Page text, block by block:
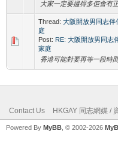
大家一定要搵得多佢會有
Thread: 大阪開放男同志伴
庭
Post: RE: 大阪開放男同志
家庭
香港可能對要再等一段時
Contact Us HKGAY 同志網媒 /
Powered By MyBB , © 2002-2026